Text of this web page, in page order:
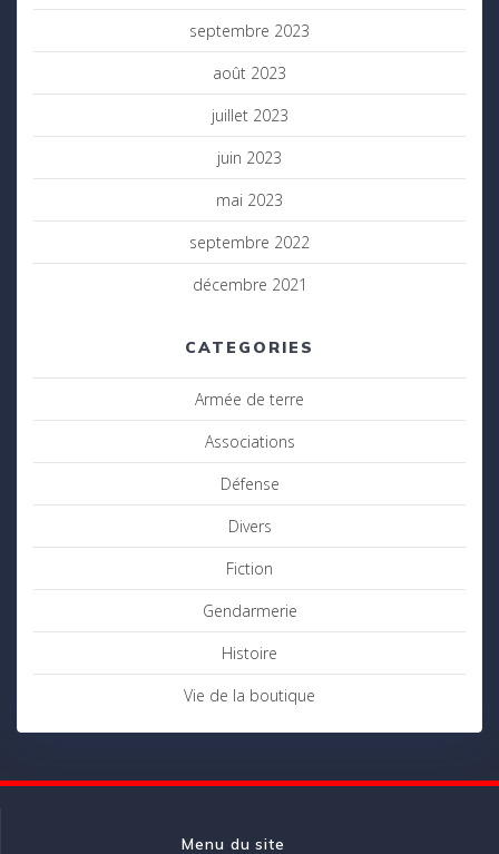
septembre 2023
août 2023
juillet 2023
juin 2023
mai 2023
septembre 2022
décembre 2021
CATEGORIES
Armée de terre
Associations
Défense
Divers
Fiction
Gendarmerie
Histoire
Vie de la boutique
Menu du site